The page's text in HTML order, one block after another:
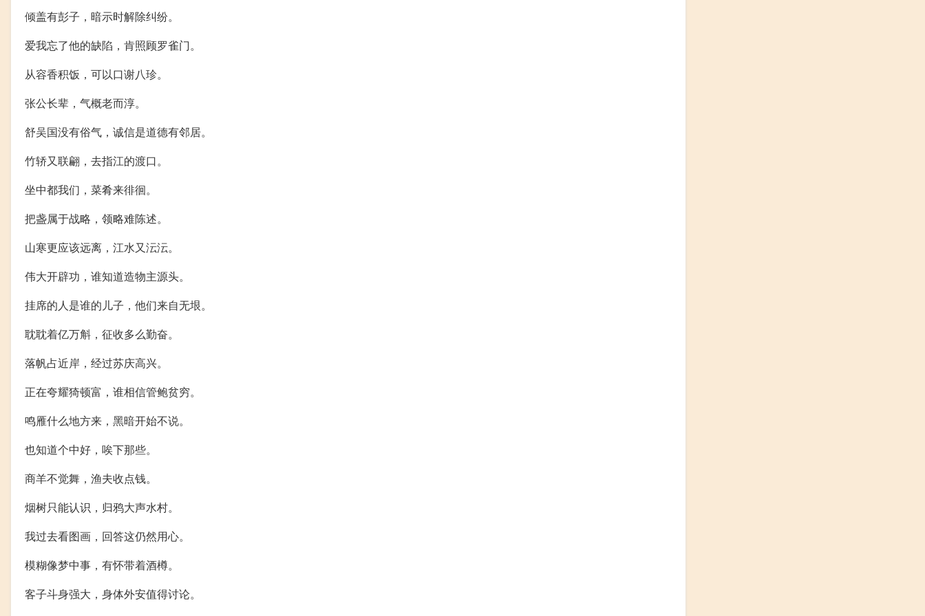
倾盖有彭子，暗示时解除纠纷。
爱我忘了他的缺陷，肯照顾罗雀门。
从容香积饭，可以口谢八珍。
张公长辈，气概老而淳。
舒吴国没有俗气，诚信是道德有邻居。
竹轿又联翩，去指江的渡口。
坐中都我们，菜肴来徘徊。
把盏属于战略，领略难陈述。
山寒更应该远离，江水又沄沄。
伟大开辟功，谁知道造物主源头。
挂席的人是谁的儿子，他们来自无垠。
耽耽着亿万斛，征收多么勤奋。
落帆占近岸，经过苏庆高兴。
正在夸耀猗顿富，谁相信管鲍贫穷。
鸣雁什么地方来，黑暗开始不说。
也知道个中好，唉下那些。
商羊不觉舞，渔夫收点钱。
烟树只能认识，归鸦大声水村。
我过去看图画，回答这仍然用心。
模糊像梦中事，有怀带着酒樽。
客子斗身强大，身体外安值得讨论。